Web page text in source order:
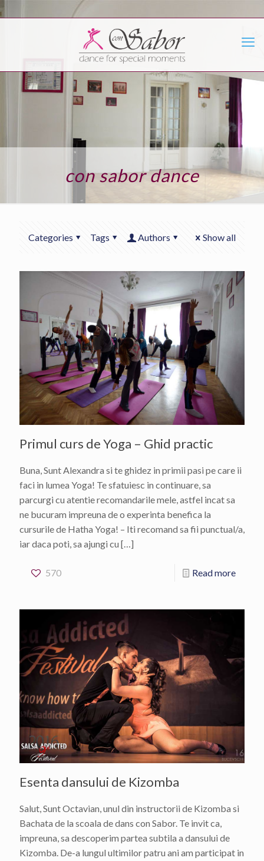
con sabor dance
Categories Tags Authors Show all
Primul curs de Yoga – Ghid practic
Buna, Sunt Alexandra si te ghidez in primii pasi pe care ii
faci in lumea Yoga! Te sfatuiesc in continuare, sa
parcurgi cu atentie recomandarile mele, astfel incat sa
ne bucuram impreuna de o experinta benefica la
cursurile de Hatha Yoga! – Iti recomand sa fii punctual/a,
iar daca poti, sa ajungi cu […]
570 Read more
Esenta dansului de Kizomba
Salut, Sunt Octavian, unul din instructorii de Kizomba si
Bachata de la scoala de dans con Sabor. Te invit ca,
impreuna, sa descoperim partea subtila a dansului de
Kizomba. De-a lungul ultimilor patru ani am participat in